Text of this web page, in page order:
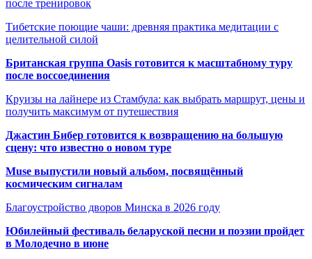
после тренировок
Тибетские поющие чаши: древняя практика медитации с
целительной силой
Британская группа Oasis готовится к масштабному туру
после воссоединения
Круизы на лайнере из Стамбула: как выбрать маршрут, цены и
получить максимум от путешествия
Джастин Бибер готовится к возвращению на большую
сцену: что известно о новом туре
Muse выпустили новый альбом, посвящённый
космическим сигналам
Благоустройство дворов Минска в 2026 году
Юбилейный фестиваль беларуской песни и поэзии пройдет
в Молодечно в июне